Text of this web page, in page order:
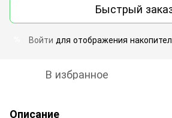
Быстрый
Войти для отображения
В избранное
Описание